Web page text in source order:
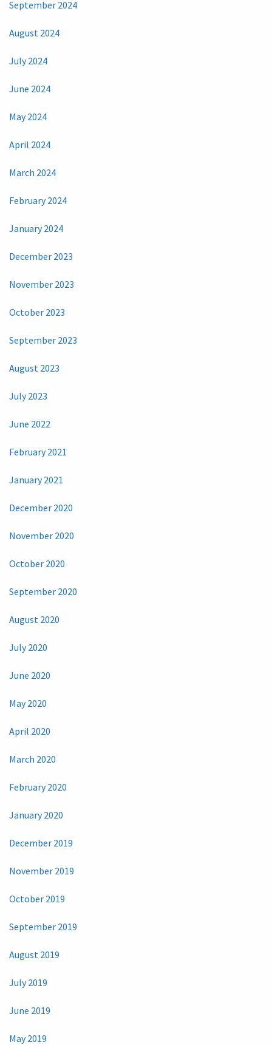
September 2024
August 2024
July 2024
June 2024
May 2024
April 2024
March 2024
February 2024
January 2024
December 2023
November 2023
October 2023
September 2023
August 2023
July 2023
June 2022
February 2021
January 2021
December 2020
November 2020
October 2020
September 2020
August 2020
July 2020
June 2020
May 2020
April 2020
March 2020
February 2020
January 2020
December 2019
November 2019
October 2019
September 2019
August 2019
July 2019
June 2019
May 2019